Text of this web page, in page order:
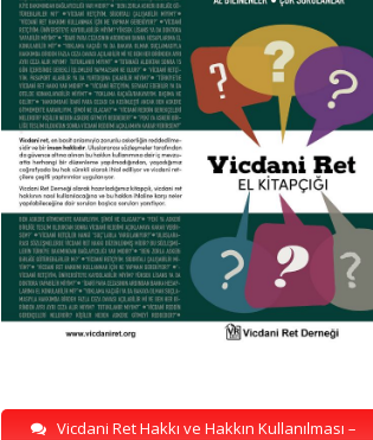
Vicdani Ret Hakkı ve Hakkın Kullanılması –